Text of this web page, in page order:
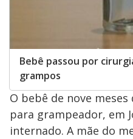
Bebê passou por
grampos
O bebê de nove
para grampeador, em
internado. A mãe do